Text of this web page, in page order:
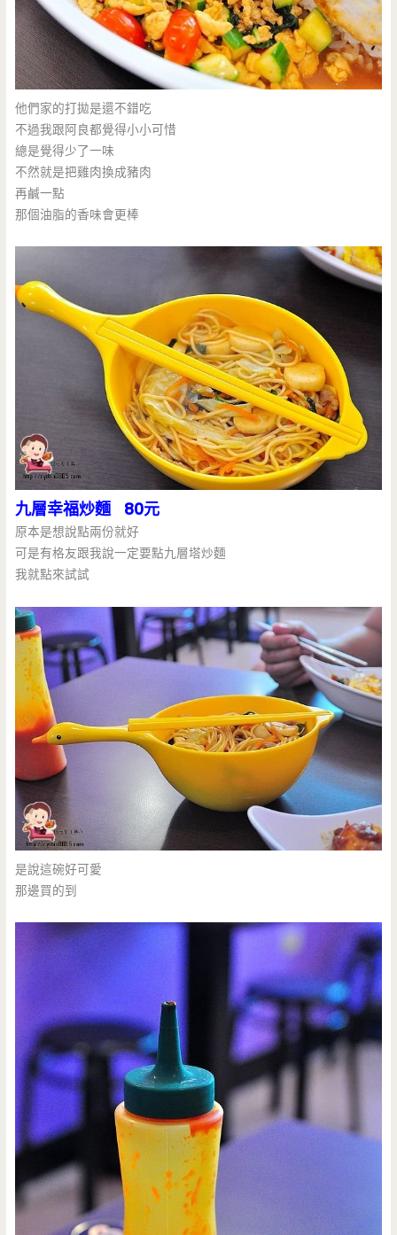
他們家的打拋是還不錯吃
不過我跟阿良都覺得小小可惜
總是覺得少了一味
不然就是把雞肉換成豬肉
再鹹一點
那個油脂的香味會更棒
九層幸福炒麵 80元
原本是想說點兩份就好
可是有格友跟我說一定要點九層塔炒麵
我就點來試試
是說這碗好可愛
那邊買的到